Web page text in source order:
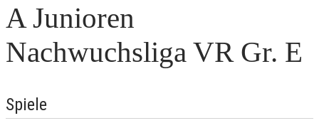
A Junioren
Nachwuchsliga VR Gr. E
Spiele